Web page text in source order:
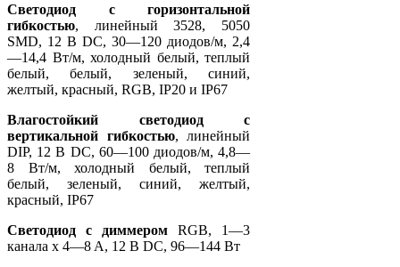
Светодиод с горизонтальной
гибкостью, линейный 3528, 5050
SMD, 12 В DC, 30—120 диодов/м, 2,4
—14,4 Вт/м, холодный белый, теплый
белый, белый, зеленый, синий,
желтый, красный, RGB, IP20 и IP67
Влагостойкий светодиод с
вертикальной гибкостью, линейный
DIP, 12 В DC, 60—100 диодов/м, 4,8—
8 Вт/м, холодный белый, теплый
белый, зеленый, синий, желтый,
красный, IP67
Светодиод с диммером RGB, 1—3
канала x 4—8 A, 12 В DC, 96—144 Вт